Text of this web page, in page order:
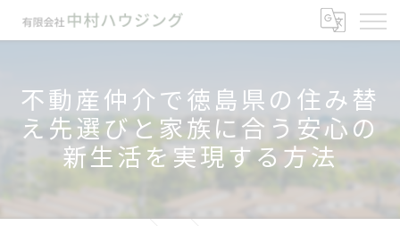
不動産仲介で徳島県の住み替
え先選びと家族に合う安心の
新生活を実現する方法